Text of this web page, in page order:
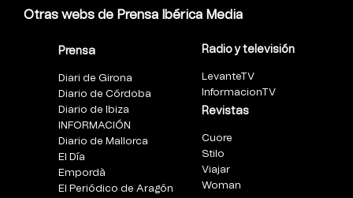
Otras webs de Prensa Ibérica Media
Prensa
Diari de Girona
Diario de Córdoba
Diario de Ibiza
INFORMACIÓN
Diario de Mallorca
El Día
Empordà
El Periódico de Aragón
Radio y televisión
LevanteTV
InformacionTV
Revistas
Cuore
Stilo
Viajar
Woman